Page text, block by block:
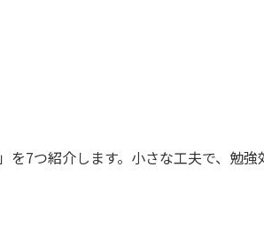
」を7つ紹介します。小さな工夫で、勉